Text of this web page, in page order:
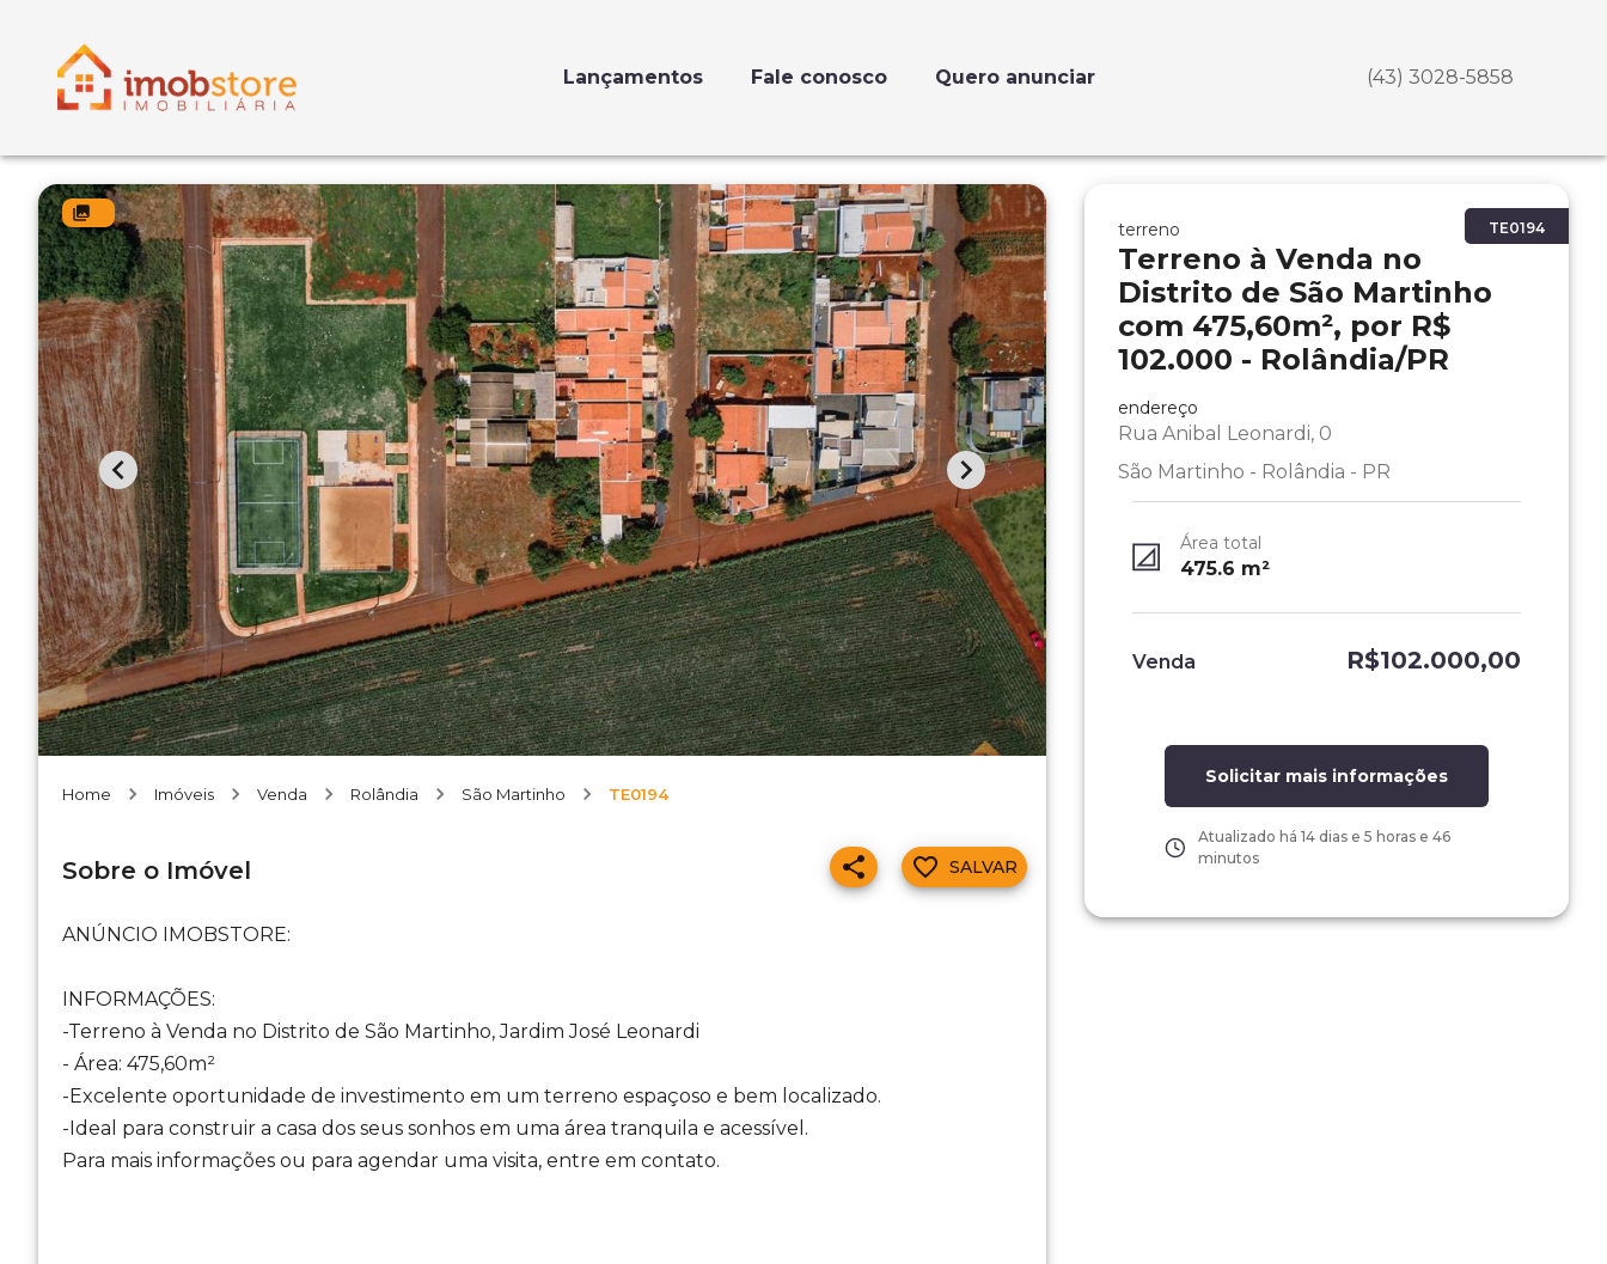
Lançamentos Fale conosco Quero anunciar (43) 3028-5858
Home Imóveis Venda Rolândia São Martinho TE0194
Sobre o Imóvel
ANÚNCIO IMOBSTORE:
INFORMAÇÕES:
-Terreno à Venda no Distrito de São Martinho, Jardim José Leonardi
- Área: 475,60m²
-Excelente oportunidade de investimento em um terreno espaçoso e bem localizado.
-Ideal para construir a casa dos seus sonhos em uma área tranquila e acessível.
Para mais informações ou para agendar uma visita, entre em contato.
SALVAR
TE0194
terreno
Terreno à Venda no
Distrito de São Martinho
com 475,60m², por R$
102.000 - Rolândia/PR
endereço
Rua Anibal Leonardi, 0
São Martinho - Rolândia - PR
Área total
475.6 m²
Venda R$102.000,00
Solicitar mais informações
Atualizado há 14 dias e 5 horas e 46
minutos